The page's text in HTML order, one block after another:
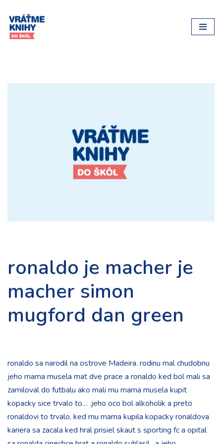
Preskočiť
na
ronaldo je macher je
macher simon
mugford dan green
ronaldo sa narodil na ostrove Madeira. rodinu mal chudobnu
jeho mama musela mat dve prace a ronaldo ked bol mali sa
zamiloval do futbalu ako mali mu mama musela kupit
kopacky sice trvalo to… .jeho oco bol alkoholik a preto
ronaldovi to trvalo. ked mu mama kupila kopacky ronaldova
kariera sa zacala ked hral prisiel skaut s sporting fc a opital